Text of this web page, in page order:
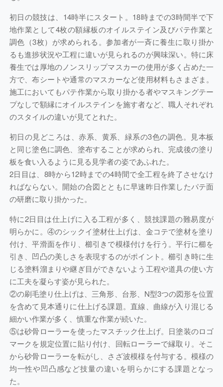
初日の競技は、14時半にスタート。18時までの3時間半で下
地作業として4枚の額縁板のオイルステイン及びパテ作業と
調色（3枚）が求められる。参加者が一斉に養生に取り掛か
るも進捗状況や工程に違いが見られるのが興味深い。特に床
養生では厚地のノンスリップマスカーの使用が多く占めた一
方で、布シートや通常のマスカーなど使用材料もさまざま。
施工においてもパテ作業から取り掛かる者やマスキングテー
プなしで額縁にオイルステインを施す者など、職人それぞれ
のスタイルの違いが見てとれた。
初日の見どころは、赤系、黄系、緑系の3色の調色。見本板
と同じ塗色に調色、塗布することが求められ、完成後の塗り
板を食い入るように見る見学者の姿であふれた。
2日目は、8時から12時までの4時間で全工程を終了させなけ
ればならない。開始の合図とともに早速昨日作業したパテ面
の研磨に取り掛かった。
特に2日目は仕上げに入る工程が多く、競技課題の難易度が
明らかに。④のシックイ塗材仕上げは、金コテで塗材を塗り
付け、平滑面を作り、櫛引きで模様付けを行う。平行に櫛を
引き、凹凸の美しさを表現するのがポイント。櫛引き時に生
じる塗料溜まりや継ぎ目ができないよう工程や道具の使い方
に工夫を凝らす姿が見られた。
②の刷毛塗り仕上げは、三角形、台形、N型3つの図形を位置
を含めて見本通りに仕上げる課題。直線、曲線が入り混じる
細かい作業が多く、慎重な作業が続いた。
⑤は砂骨ローラーを使ったマスチック仕上げ。日塗装のロゴ
マークを規定位置に貼り付け、回転ローラーで縁取り。そこ
から砂骨ローラーを転がし、さざ波模様を付与する。模様の
均一性や凹凸感など技量の違いを明らかにする課題となっ
た。